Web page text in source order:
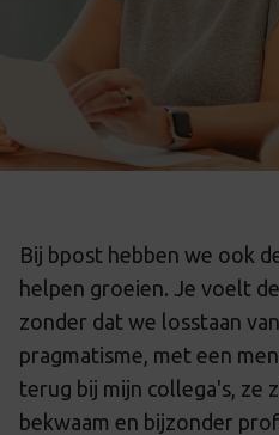
Bij bpost hebben we ook
helpen groeien. Je voelt
zonder dat we losstaan
pragmatisme, met een
terug bij mijn collega's, ze
bekwaam en bijzonder